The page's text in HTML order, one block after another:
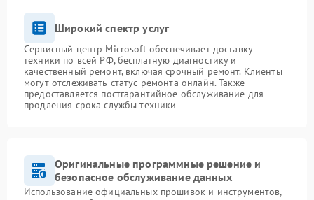
Широкий спектр услуг
Сервисный центр Microsoft обеспечивает доставку
техники по всей РФ, бесплатную диагностику и
качественный ремонт, включая срочный ремонт. Клиенты
могут отслеживать статус ремонта онлайн. Также
предоставляется постгарантийное обслуживание для
продления срока службы техники
Оригинальные программные решение и
безопасное обслуживание данных
Использование официальных прошивок и инструментов,